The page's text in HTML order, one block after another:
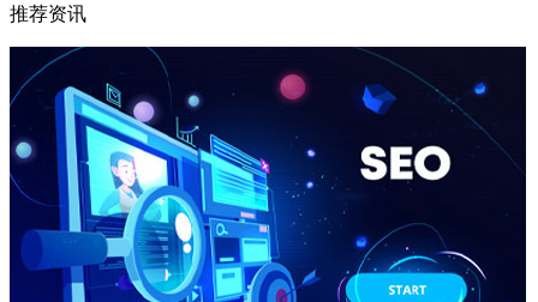
推荐资讯